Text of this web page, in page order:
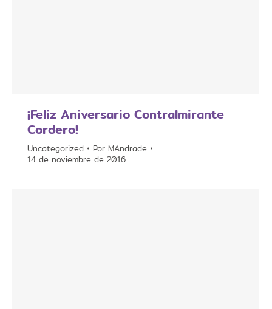
¡Feliz Aniversario Contralmirante
Cordero!
Uncategorized Por MAndrade
14 de noviembre de 2016